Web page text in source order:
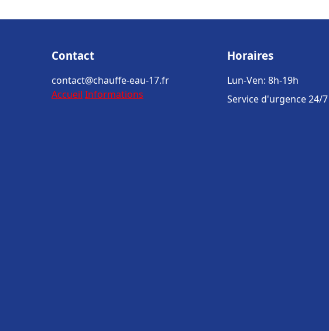
Contact
contact@chauffe-eau-17.fr
Accueil Informations
Horaires
Lun-Ven: 8h-19h
Service d'urgence 24/7